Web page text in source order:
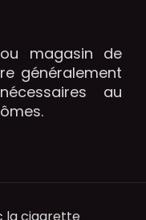
magasin de
généralement
au
la cigarette